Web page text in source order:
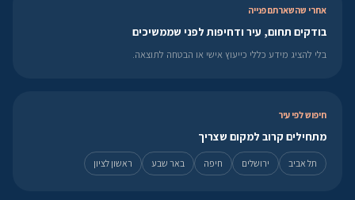
אחרי שהשארתם פנייה
בודקים תחום, עיר ודחיפות לפני שממשיכים
בלי להציג מידע כללי כייעוץ אישי או הבטחה לתוצאה.
חיפוש לפי עיר
מתחילים קרוב למקום שצריך
תל אביב ירושלים חיפה באר שבע ראשון לציון